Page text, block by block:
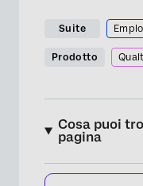
Suite
Prodotto
Cosa puoi
pagina
Informazioni